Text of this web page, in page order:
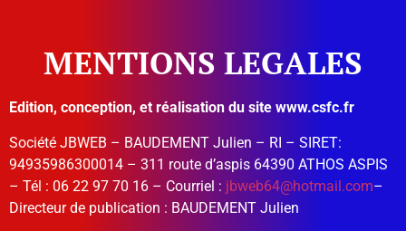
MENTIONS LEGALES
Edition, conception, et réalisation du site www.csfc.fr
Société JBWEB – BAUDEMENT Julien – RI – SIRET:
94935986300014 – 311 route d’aspis 64390 ATHOS ASPIS
– Tél : 06 22 97 70 16 – Courriel : jbweb64@hotmail.com–
Directeur de publication : BAUDEMENT Julien